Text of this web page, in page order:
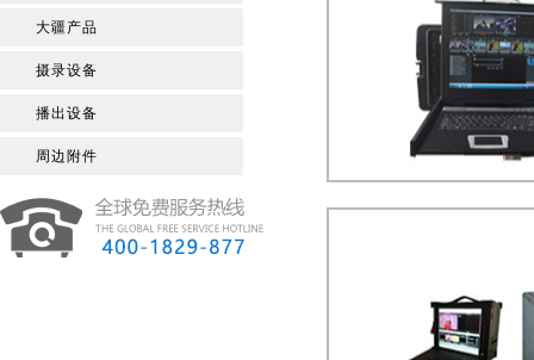
大疆产品
摄录设备
播出设备
周边附件